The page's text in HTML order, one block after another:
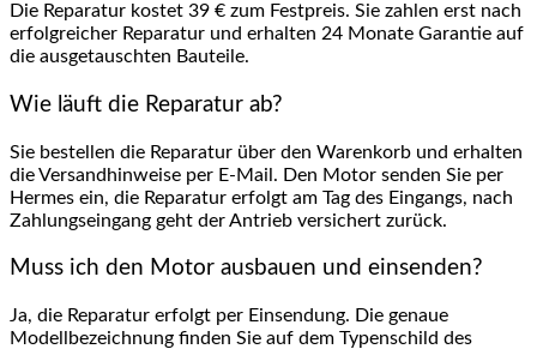
Die Reparatur kostet 39 € zum Festpreis. Sie zahlen erst nach
erfolgreicher Reparatur und erhalten 24 Monate Garantie auf
die ausgetauschten Bauteile.
Wie läuft die Reparatur ab?
Sie bestellen die Reparatur über den Warenkorb und erhalten
die Versandhinweise per E-Mail. Den Motor senden Sie per
Hermes ein, die Reparatur erfolgt am Tag des Eingangs, nach
Zahlungseingang geht der Antrieb versichert zurück.
Muss ich den Motor ausbauen und einsenden?
Ja, die Reparatur erfolgt per Einsendung. Die genaue
Modellbezeichnung finden Sie auf dem Typenschild des